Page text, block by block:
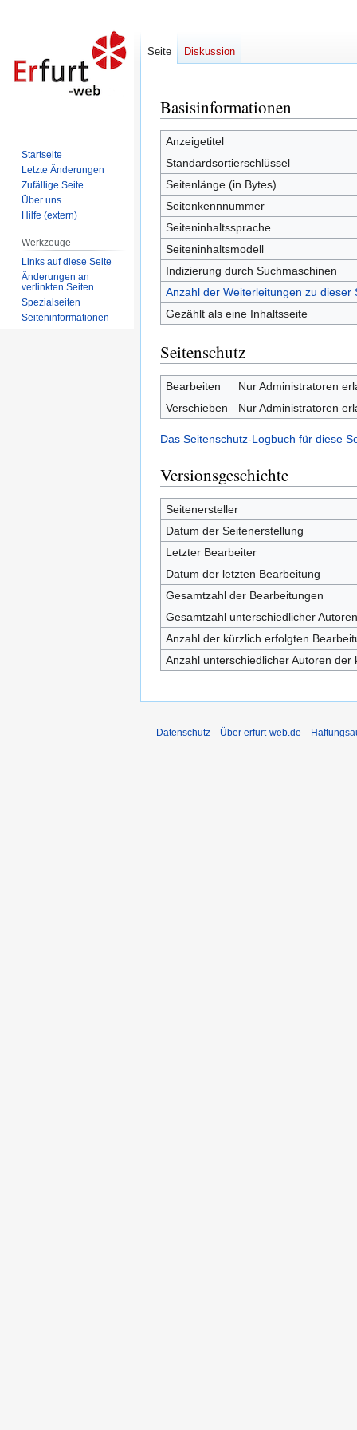
Zur
Navigation
springen
Zur
Suche
springen
Basisinformationen
Anzeigetitel
Standardsortierschlüssel
Seitenlänge (in Bytes)
Seitenkennnummer
Seiteninhaltssprache
Seiteninhaltsmodell
Indizierung durch Suchmaschinen
Anzahl der Weiterleitungen zu dieser
Gezählt als eine Inhaltsseite
Seitenschutz
Bearbeiten
Nur Administratoren
Verschieben
Nur Administratoren
Das Seitenschutz-Logbuch für diese
Versionsgeschichte
Seitenersteller
Datum der Seitenerstellung
Letzter Bearbeiter
Datum der letzten Bearbeitung
Gesamtzahl der Bearbeitungen
Gesamtzahl unterschiedlicher Autoren
Anzahl der kürzlich erfolgten
Anzahl unterschiedlicher Autoren
Seite Diskussion
Startseite
Letzte Änderungen
Zufällige Seite
Über uns
Hilfe (extern)
Werkzeuge
Links auf diese Seite
Änderungen an
verlinkten Seiten
Spezialseiten
Seiten­informationen
Datenschutz Über erfurt-web.de